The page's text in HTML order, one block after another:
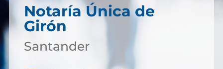
Notaría Única de
Girón
Santander